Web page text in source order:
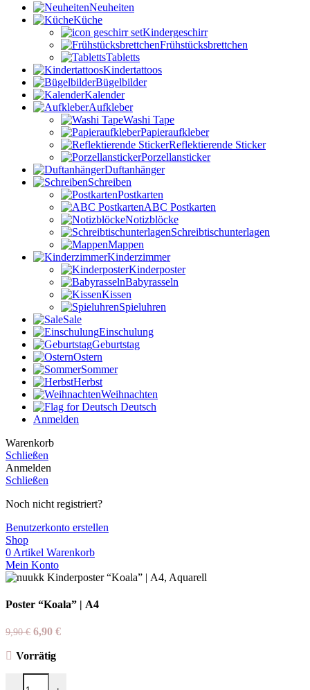
Neuheiten
Küche
Kindergeschirr
Frühstücksbrettchen
Tabletts
Kindertattoos
Bügelbilder
Kalender
Aufkleber
Washi Tape
Papieraufkleber
Reflektierende Sticker
Porzellansticker
Duftanhänger
Schreiben
Postkarten
ABC Postkarten
Notizblöcke
Schreibtischunterlagen
Mappen
Kinderzimmer
Kinderposter
Babyrasseln
Kissen
Spieluhren
Sale
Einschulung
Geburtstag
Ostern
Sommer
Herbst
Weihnachten
Deutsch
Anmelden
Warenkorb
Schließen
Anmelden
Schließen
Noch nicht registriert?
Benutzerkonto erstellen
Shop
0 Artikel Warenkorb
Mein Konto
Poster “Koala” | A4
9,90€ Ursprünglicher
war:
6,90 €Aktueller
Vorrätig
Poster “Koala” | A4 Menge